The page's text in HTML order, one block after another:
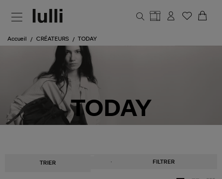
Accueil CRÉATEURS TODAY
TODAY
TRIER FILTRER